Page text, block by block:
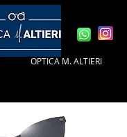
OPTICA M. ALTIERI